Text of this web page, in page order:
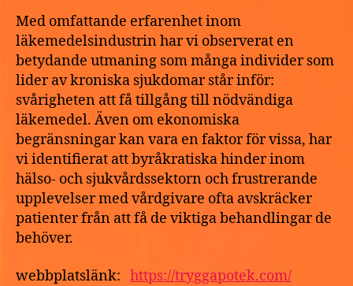
Z
E
D
Med omfattande erfarenhet inom
läkemedelsindustrin har vi observerat en
betydande utmaning som många individer som
lider av kroniska sjukdomar står inför:
svårigheten att få tillgång till nödvändiga
läkemedel. Även om ekonomiska
begränsningar kan vara en faktor för vissa, har
vi identifierat att byråkratiska hinder inom
hälso- och sjukvårdssektorn och frustrerande
upplevelser med vårdgivare ofta avskräcker
patienter från att få de viktiga behandlingar de
behöver.
webbplatslänk: https://tryggapotek.com/